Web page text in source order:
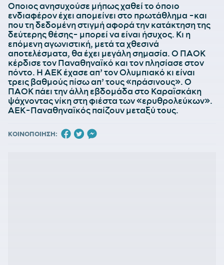
Οποιος ανησυχούσε μήπως χαθεί το όποιο
ενδιαφέρον έχει απομείνει στο πρωτάθλημα -και
που τη δεδομένη στιγμή αφορά την κατάκτηση της
δεύτερης θέσης- μπορεί να είναι ήσυχος. Κι η
επόμενη αγωνιστική, μετά τα χθεσινά
αποτελέσματα, θα έχει μεγάλη σημασία. Ο ΠΑΟΚ
κέρδισε τον Παναθηναϊκό και τον πλησίασε στον
πόντο. Η ΑΕΚ έχασε απ’ τον Ολυμπιακό κι είναι
τρεις βαθμούς πίσω απ’ τους «πράσινους». Ο
ΠΑΟΚ πάει την άλλη εβδομάδα στο Καραϊσκάκη
ψάχνοντας νίκη στη φιέστα των «ερυθρολεύκων».
ΑΕΚ-Παναθηναϊκός παίζουν μεταξύ τους.
ΚΟΙΝΟΠΟΙΗΣΗ: